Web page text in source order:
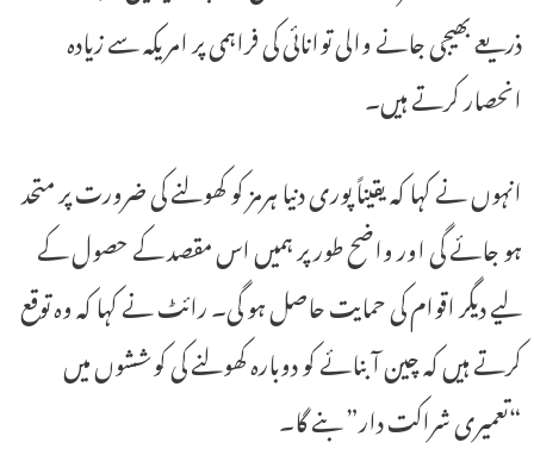
ذریعے بھیجی جانے والی توانائی کی فراہمی پر امریکہ سے زیادہ
انحصار کرتے ہیں۔
انہوں نے کہا کہ یقیناً پوری دنیا ہرمز کو کھولنے کی ضرورت پر متحد
ہو جائے گی اور واضح طور پر ہمیں اس مقصد کے حصول کے
لیے دیگر اقوام کی حمایت حاصل ہو گی۔ رائٹ نے کہا کہ وہ توقع
کرتے ہیں کہ چین آبنائے کو دوبارہ کھولنے کی کوششوں میں
“تعمیری شراکت دار” بنے گا۔